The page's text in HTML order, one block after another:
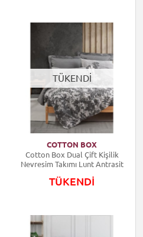
TÜKENDİ
COTTON BOX
Cotton Box Dual Çift Kişilik
Nevresim Takımı Lunt Antrasit
TÜKENDİ